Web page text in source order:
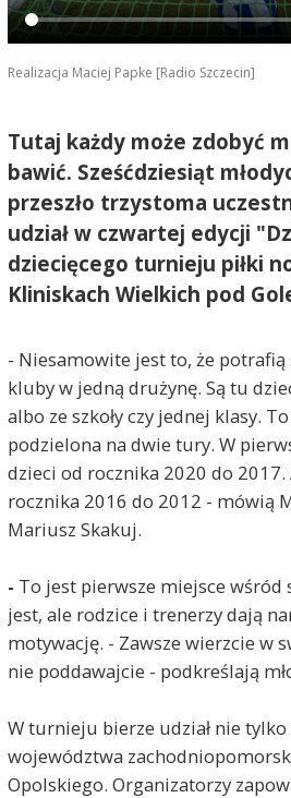
Realizacja Maciej Papke [Radio Szczecin]
Tutaj każdy może zdobyć
bawić. Sześćdziesiąt
przeszło trzystoma
udział w czwartej edycji
dziecięcego turnieju piłki
Kliniskach Wielkich pod
- Niesamowite jest to, że potrafią
kluby w jedną drużynę. Są tu
albo ze szkoły czy jednej klasy.
podzielona na dwie tury. W
dzieci od rocznika 2020 do
rocznika 2016 do 2012 - mówią
Mariusz Skakuj.
- To jest pierwsze miejsce wśród
jest, ale rodzice i trenerzy dają
motywację. - Zawsze wierzcie w
nie poddawajcie - podkreślają
W turnieju bierze udział nie tylko
województwa
Opolskiego. Organizatorzy